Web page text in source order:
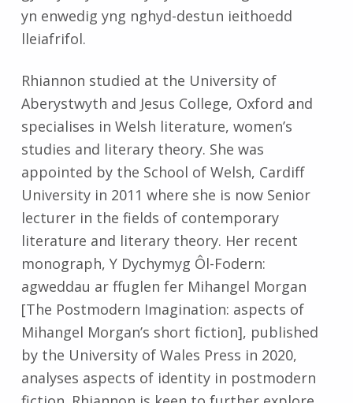
yn enwedig yng nghyd-destun ieithoedd
lleiafrifol.
Rhiannon studied at the University of
Aberystwyth and Jesus College, Oxford and
specialises in Welsh literature, women’s
studies and literary theory. She was
appointed by the School of Welsh, Cardiff
University in 2011 where she is now Senior
lecturer in the fields of contemporary
literature and literary theory. Her recent
monograph, Y Dychymyg Ôl-Fodern:
agweddau ar ffuglen fer Mihangel Morgan
[The Postmodern Imagination: aspects of
Mihangel Morgan’s short fiction], published
by the University of Wales Press in 2020,
analyses aspects of identity in postmodern